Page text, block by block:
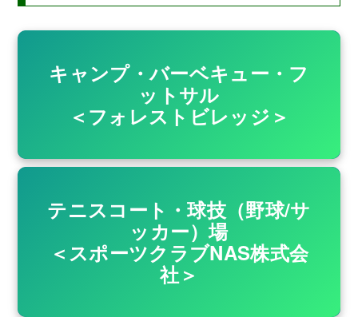
キャンプ・バーベキュー・フ
ットサル
＜フォレストビレッジ＞
テニスコート・球技（野球/サ
ッカー）場
＜スポーツクラブNAS株式会
社＞